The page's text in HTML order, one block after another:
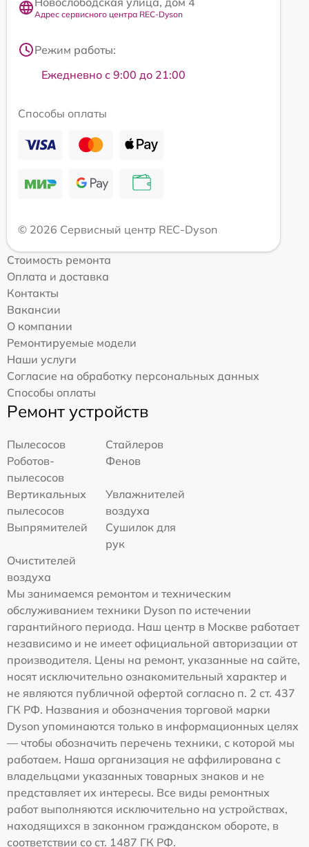
Адрес сервисного центра REC-Dyson
Режим работы:
Ежедневно с 9:00 до 21:00
Способы оплаты
© 2026 Сервисный центр REC-Dyson
Стоимость ремонта
Оплата и доставка
Контакты
Вакансии
О компании
Ремонтируемые модели
Наши услуги
Согласие на обработку персональных данных
Способы оплаты
Ремонт устройств
Пылесосов
Стайлеров
Роботов-
пылесосов
Фенов
Вертикальных
пылесосов
Увлажнителей
воздуха
Выпрямителей
Сушилок для
рук
Очистителей
воздуха
Мы занимаемся ремонтом и техническим
обслуживанием техники Dyson по истечении
гарантийного периода. Наш центр в Москве работает
независимо и не имеет официальной авторизации от
производителя. Цены на ремонт, указанные на сайте,
носят исключительно ознакомительный характер и
не являются публичной офертой согласно п. 2 ст. 437
ГК РФ. Названия и обозначения торговой марки
Dyson упоминаются только в информационных целях
— чтобы обозначить перечень техники, с которой мы
работаем. Наша организация не аффилирована с
владельцами указанных товарных знаков и не
представляет их интересы. Все виды ремонтных
работ выполняются исключительно на устройствах,
находящихся в законном гражданском обороте, в
соответствии со ст. 1487 ГК РФ.